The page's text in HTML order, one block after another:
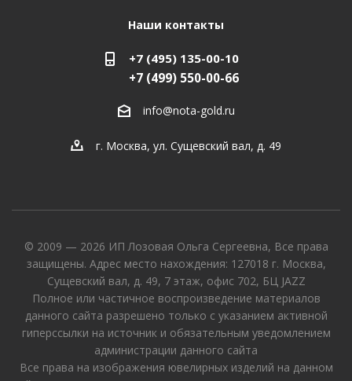
Наши контакты
+7 (495) 135-00-10
+7 (499) 550-00-66
info@nota-gold.ru
г. Москва, ул. Сущевский вал, д. 49
© 2009 — 2026 ИП Лозовая Ольга Сергеевна, Все права
защищены. Адрес место нахождения: 127018 г. Москва,
Сущевский вал, д. 49, 7 этаж, офис 702, БЦ JAZZ
Полное или частичное воспроизведение материалов
данного сайта разрешено только с указанием активной
гиперссылки на источник и обязательным уведомлением
администрации данного сайта
Все права на изображения ювелирных изделий на данном